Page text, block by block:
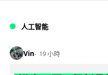
人工智能
Vin 19 小時